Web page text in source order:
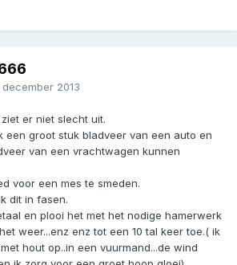
december 2013
er niet slecht uit.
een groot stuk bladveer van een auto en
van een vrachtwagen kunnen
voor een mes te smeden.
dit in fasen.
en plooi het met het nodige hamerwerk
weer...enz enz tot een 10 tal keer toe.( ik
hout op..in een vuurmand...de wind